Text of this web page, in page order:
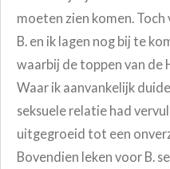
moeten zien komen. Toch
B. en ik lagen nog bij te
waarbij de toppen van de
Waar ik aanvankelijk
seksuele relatie had
uitgegroeid tot een
Bovendien leken voor B.